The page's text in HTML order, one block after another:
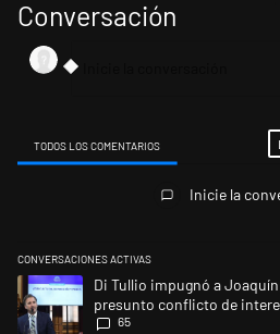
Conversación
TODOS LOS COMENTARIOS
Inicie la
CONVERSACIONES ACTIVAS
Este listado muestra los artículos con
Un artículo de tendencia con el título
Di Tullio impugnó a
presunto conflicto de
Tierras
65